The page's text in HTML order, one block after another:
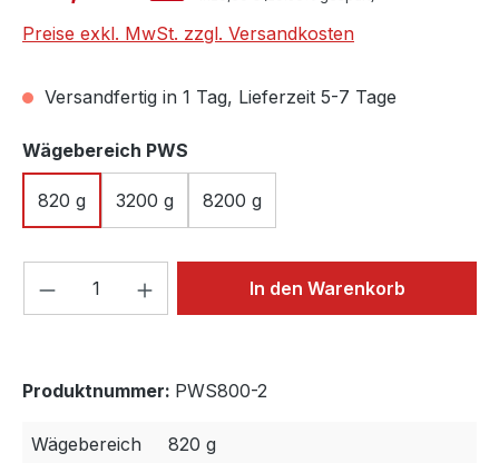
Preise exkl. MwSt. zzgl. Versandkosten
Versandfertig in 1 Tag, Lieferzeit 5-7 Tage
Wägebereich PWS
820 g 3200 g 8200 g
Produkt Anzahl: Gib denIn den Warenkorb
Produktnummer: PWS800-2
Wägebereich 820 g